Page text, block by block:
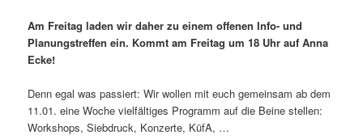
Am Freitag laden wir daher zu einem offenen Info- und
Planungstreffen ein. Kommt am Freitag um 18 Uhr auf Anna
Ecke!
Denn egal was passiert: Wir wollen mit euch gemeinsam ab dem
11.01. eine Woche vielfältiges Programm auf die Beine stellen:
Workshops, Siebdruck, Konzerte, KüfA, …